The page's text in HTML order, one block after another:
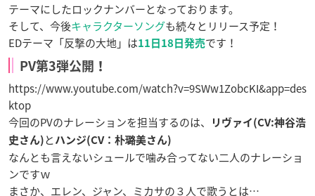
テーマにしたロックナンバーとなっております。
そして、今後キャラクターソングも続々とリリース予定！
EDテーマ「反撃の大地」は11日18日発売です！
PV第3弾公開！
https://www.youtube.com/watch?v=9SWw1ZobcKI&app=des
ktop
今回のPVのナレーションを担当するのは、
リヴァイ(CV:神谷浩
史さん) と ハンジ(CV：朴璐美さん)
なんとも言えないシュールで噛み合ってない二人のナレーショ
ンですｗ
まさか、エレン、ジャン、ミカサの３人で歌うとは…